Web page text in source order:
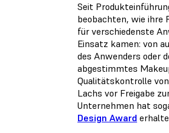
Seit
beobachten, wie ihre
für verschiedenste
Einsatz kamen: von
des Anwenders oder
abgestimmtes
Qualitätskontrolle
Lachs vor Freigabe
Unternehmen hat
Design Award